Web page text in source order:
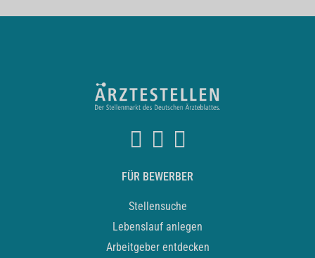
FÜR BEWERBER
Stellensuche
Lebenslauf anlegen
Arbeitgeber entdecken